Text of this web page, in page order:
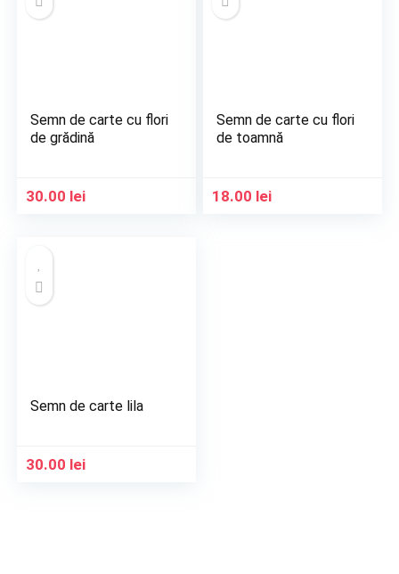
Semn de carte cu flori
de grădină
30.00 lei
Semn de carte cu flori
de toamnă
18.00 lei
Semn de carte lila
30.00 lei